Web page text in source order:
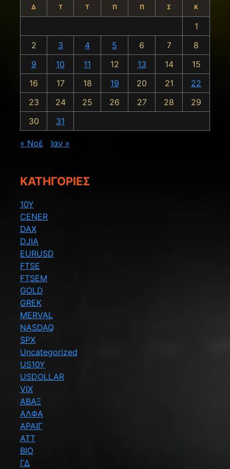
Δ Τ Τ Π Π Σ Κ
1
2
3 4 5 6 7
8
9
10 11 12 13 14
15
16
17 18 19 20 21
22
23
24 25 26 27 28
29
30
31
« Νοέ Ιαν »
KΑΤΗΓΟΡΊΕΣ
10Y
CENER
DAX
DJIA
EURUSD
FTSE
FTSEM
GOLD
GREK
MERVAL
NASDAQ
SPX
Uncategorized
US10Y
USDOLLAR
VIX
ΑΒΑΞ
ΑΛΦΑ
ΑΡΑΙΓ
ΑΤΤ
ΒΙΟ
ΓΔ